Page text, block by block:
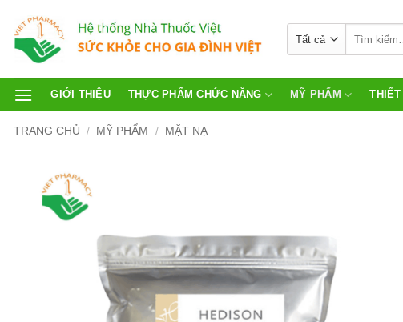
GIỚI THIỆU THỰC PHẨM CHỨC NĂNG MỸ PHẨM
TRANG CHỦ / MỸ PHẨM / MẶT NẠ